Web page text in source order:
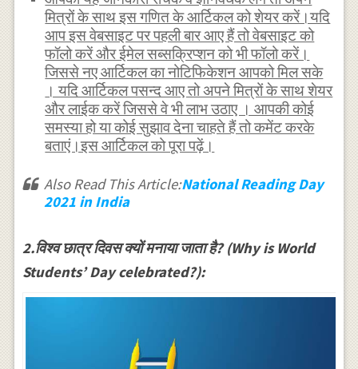
मित्रों के साथ इस गणित के आर्टिकल को शेयर करें।यदि
आप इस वेबसाइट पर पहली बार आए हैं तो वेबसाइट को
फॉलो करें और ईमेल सब्सक्रिप्शन को भी फॉलो करें।
जिससे नए आर्टिकल का नोटिफिकेशन आपको मिल सके
। यदि आर्टिकल पसन्द आए तो अपने मित्रों के साथ शेयर
और लाईक करें जिससे वे भी लाभ उठाए । आपकी कोई
समस्या हो या कोई सुझाव देना चाहते हैं तो कमेंट करके
बताएं।इस आर्टिकल को पूरा पढ़ें।
Also Read This Article:National Reading Day
2021 in India
2.विश्व छात्र दिवस क्यों मनाया जाता है? (Why is World
Students’ Day celebrated?):